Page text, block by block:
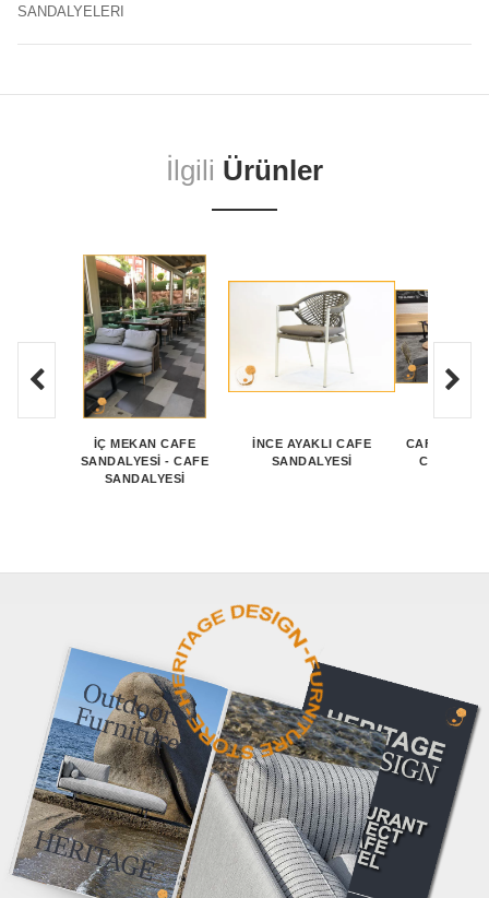
SANDALYELERI
İlgili Ürünler
İÇ MEKAN CAFE
SANDALYESİ - CAFE
SANDALYESİ
İNCE AYAKLI CAFE
SANDALYESI
CAFE
CAFE